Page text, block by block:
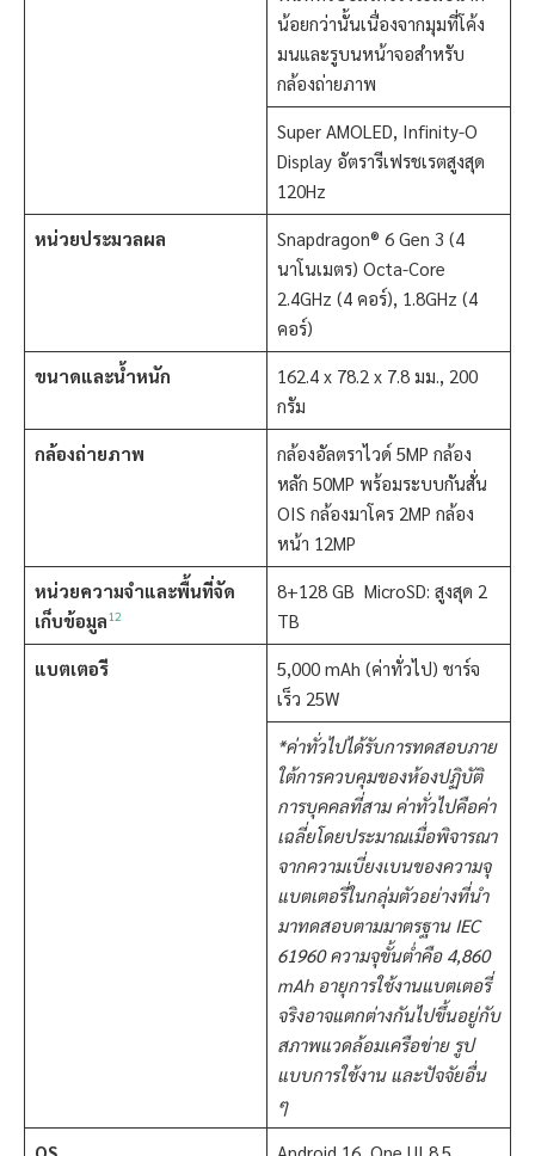
น้อยกว่านั้นเนื่องจากมุมที่โค้ง
มนและรูบนหน้าจอสำหรับ
กล้องถ่ายภาพ
Super AMOLED, Infinity-O
Display อัตรารีเฟรชเรตสูงสุด
120Hz
หน่วยประมวลผล
Snapdragon® 6 Gen 3 (4
นาโนเมตร) Octa-Core
2.4GHz (4 คอร์), 1.8GHz (4
คอร์)
ขนาดและน้ำหนัก
162.4 x 78.2 x 7.8 มม., 200
กรัม
กล้องถ่ายภาพ
กล้องอัลตราไวด์ 5MP กล้อง
หลัก 50MP พร้อมระบบกันสั่น
OIS กล้องมาโคร 2MP กล้อง
หน้า 12MP
หน่วยความจำและพื้นที่จัด
เก็บข้อมูล12
8+128 GB MicroSD: สูงสุด 2
TB
แบตเตอรี
5,000 mAh (ค่าทั่วไป) ชาร์จ
เร็ว 25W
*ค่าทั่วไปได้รับการทดสอบภาย
ใต้การควบคุมของห้องปฏิบัติ
การบุคคลที่สาม ค่าทั่วไปคือค่า
เฉลี่ยโดยประมาณเมื่อพิจารณา
จากความเบี่ยงเบนของความจุ
แบตเตอรี่ในกลุ่มตัวอย่างที่นำ
มาทดสอบตามมาตรฐาน IEC
61960ความจุขั้นต่ำคือ 4,860
mAh อายุการใช้งานแบตเตอรี่
จริงอาจแตกต่างกันไปขึ้นอยู่กับ
สภาพแวดล้อมเครือข่าย รูป
แบบการใช้งาน และปัจจัยอื่น
ๆ